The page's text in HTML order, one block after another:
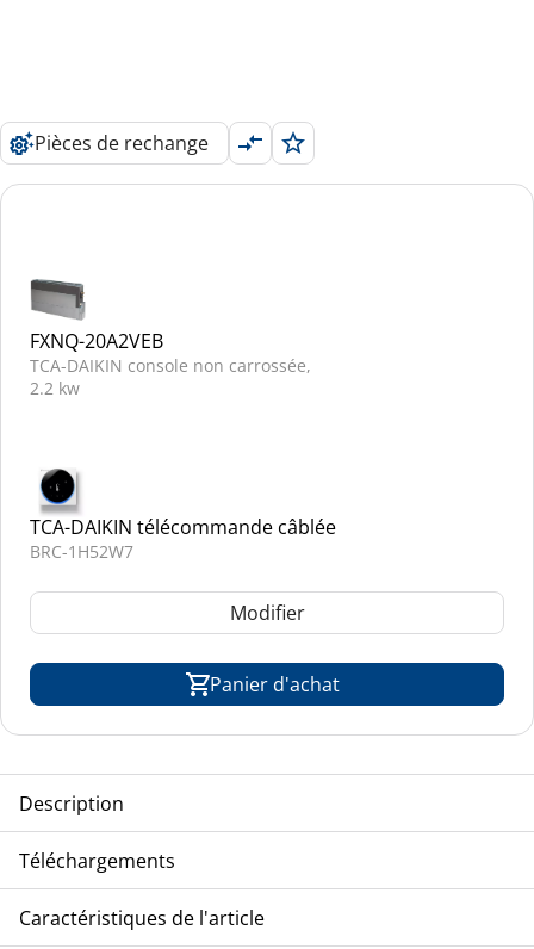
Pièces de rechange
FXNQ-20A2VEB
TCA-DAIKIN console non carrossée,
2.2 kw
TCA-DAIKIN télécommande câblée
BRC-1H52W7
Modifier
Panier d'achat
Description
réfrigérant R-410A
Téléchargements
FXNQ-20A2VEB_drawing
FXNQ-20A2VEB_list
Caractéristiques de l'article